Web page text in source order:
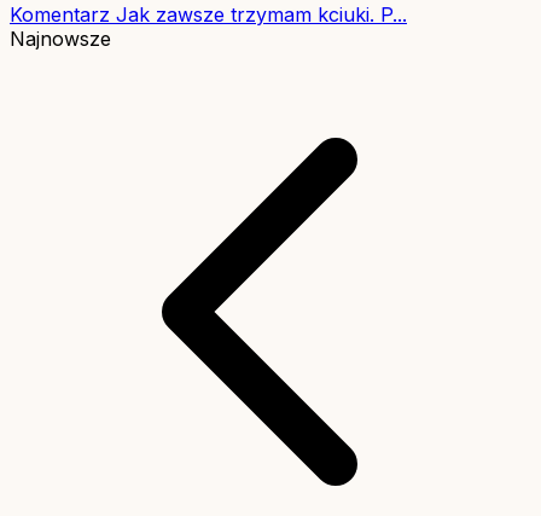
Komentarz Jak zawsze trzymam kciuki. P...
Najnowsze